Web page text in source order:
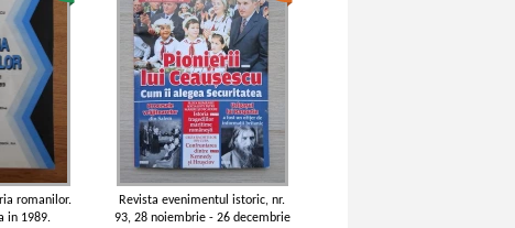
romanilor.
in 1989.
Revista evenimentul istoric, nr.
93, 28 noiembrie - 26 decembrie